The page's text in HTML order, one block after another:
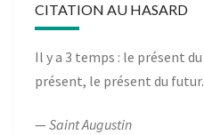
CITATION AU HASARD
Il y a 3 temps : le présent
présent, le présent du futur.
— Saint Augustin